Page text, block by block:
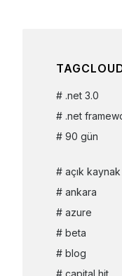
.net 3.0
.net
90 gün
açık kaynak
ankara
azure
beta
blog
capital hit